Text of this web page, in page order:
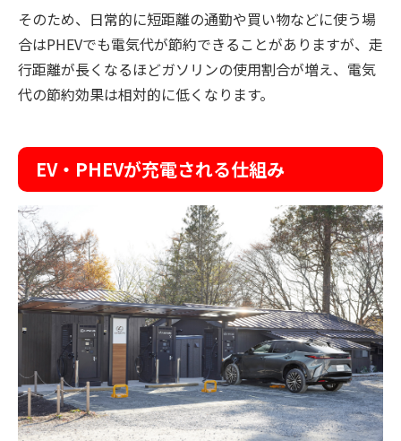
そのため、日常的に短距離の通勤や買い物などに使う場
合はPHEVでも電気代が節約できることがありますが、走
行距離が長くなるほどガソリンの使用割合が増え、電気
代の節約効果は相対的に低くなります。
EV・PHEVが充電される仕組み